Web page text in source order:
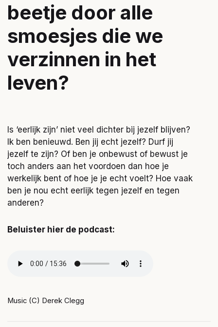
beetje door alle
smoesjes die we
verzinnen in het
leven?
Is ‘eerlijk zijn’ niet veel dichter bij jezelf blijven?
Ik ben benieuwd. Ben jij echt jezelf? Durf jij
jezelf te zijn? Of ben je onbewust of bewust je
toch anders aan het voordoen dan hoe je
werkelijk bent of hoe je je echt voelt? Hoe vaak
ben je nou echt eerlijk tegen jezelf en tegen
anderen?
Beluister hier de podcast:
Music (C) Derek Clegg